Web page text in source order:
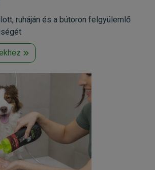
ruháján és a bútoron felgyülemlő